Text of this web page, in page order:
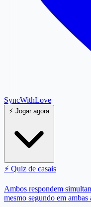
SyncWithLove
⚡ Jogar agora
⚡ Quiz de casais
Ambos respondem
mesmo segundo em ambas